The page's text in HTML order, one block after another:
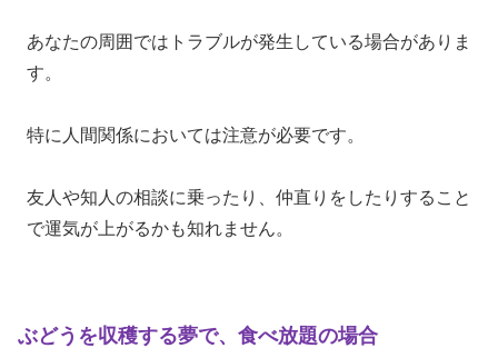
あなたの周囲ではトラブルが発生している場合がありま
す。
特に人間関係においては注意が必要です。
友人や知人の相談に乗ったり、仲直りをしたりすること
で運気が上がるかも知れません。
ぶどうを収穫する夢で、食べ放題の場合